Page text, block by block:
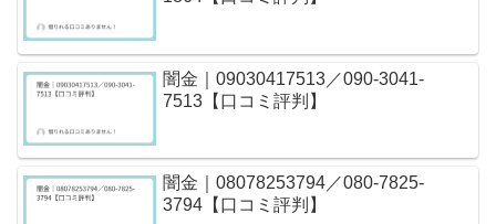
闇金｜09030417513／090-3041-
7513【口コミ評判】
闇金｜08078253794／080-7825-
3794【口コミ評判】